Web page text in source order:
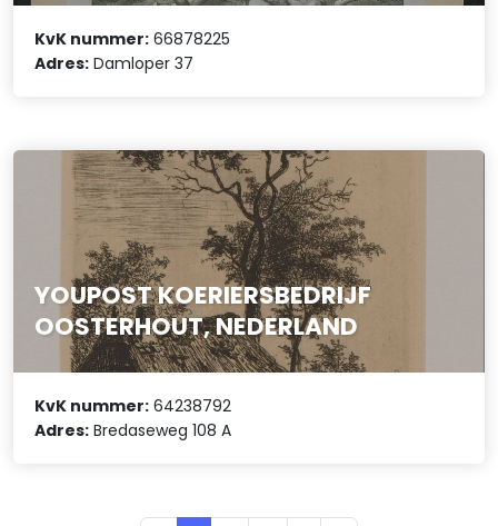
KvK nummer: 66878225
Adres: Damloper 37
YOUPOST KOERIERSBEDRIJF
OOSTERHOUT, NEDERLAND
KvK nummer: 64238792
Adres: Bredaseweg 108 A